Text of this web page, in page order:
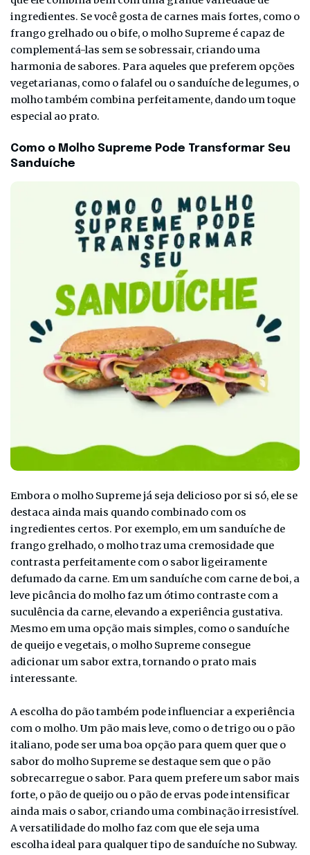
ingredientes. Se você gosta de carnes mais fortes, como o
frango grelhado ou o bife, o molho Supreme é capaz de
complementá-las sem se sobressair, criando uma
harmonia de sabores. Para aqueles que preferem opções
vegetarianas, como o falafel ou o sanduíche de legumes, o
molho também combina perfeitamente, dando um toque
especial ao prato.
Como o Molho Supreme Pode Transformar Seu
Sanduíche
Embora o molho Supreme já seja delicioso por si só, ele se
destaca ainda mais quando combinado com os
ingredientes certos. Por exemplo, em um sanduíche de
frango grelhado, o molho traz uma cremosidade que
contrasta perfeitamente com o sabor ligeiramente
defumado da carne. Em um sanduíche com carne de boi, a
leve picância do molho faz um ótimo contraste com a
suculência da carne, elevando a experiência gustativa.
Mesmo em uma opção mais simples, como o sanduíche
de queijo e vegetais, o molho Supreme consegue
adicionar um sabor extra, tornando o prato mais
interessante.
A escolha do pão também pode influenciar a experiência
com o molho. Um pão mais leve, como o de trigo ou o pão
italiano, pode ser uma boa opção para quem quer que o
sabor do molho Supreme se destaque sem que o pão
sobrecarregue o sabor. Para quem prefere um sabor mais
forte, o pão de queijo ou o pão de ervas pode intensificar
ainda mais o sabor, criando uma combinação irresistível.
A versatilidade do molho faz com que ele seja uma
escolha ideal para qualquer tipo de sanduíche no Subway.